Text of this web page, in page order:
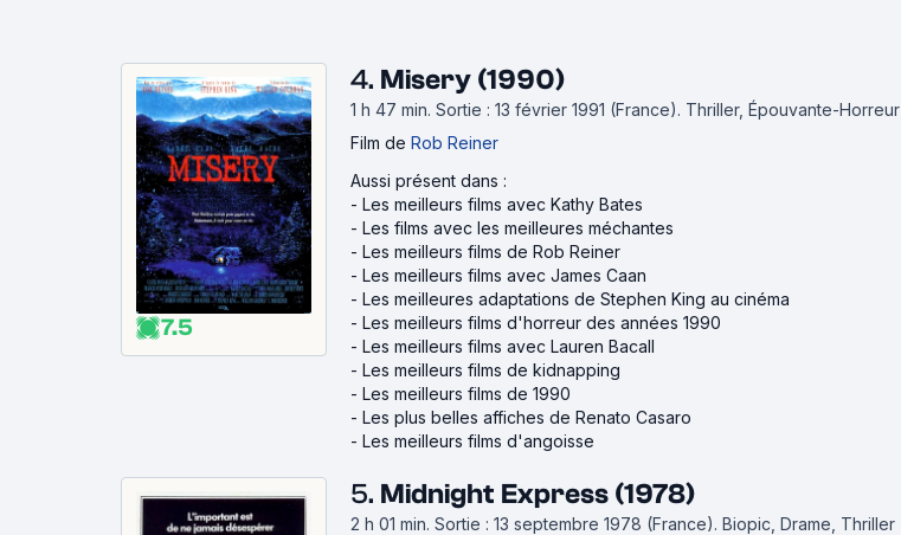
7.5
4. Misery (1990)
1 h 47 min. Sortie : 13 février 1991 (France). Thriller, Épouvante-Horreur
Film de Rob Reiner
Aussi présent dans :
- Les meilleurs films avec Kathy Bates
- Les films avec les meilleures méchantes
- Les meilleurs films de Rob Reiner
- Les meilleurs films avec James Caan
- Les meilleures adaptations de Stephen King au cinéma
- Les meilleurs films d'horreur des années 1990
- Les meilleurs films avec Lauren Bacall
- Les meilleurs films de kidnapping
- Les meilleurs films de 1990
- Les plus belles affiches de Renato Casaro
- Les meilleurs films d'angoisse
5. Midnight Express (1978)
2 h 01 min. Sortie : 13 septembre 1978 (France). Biopic, Drame, Thriller